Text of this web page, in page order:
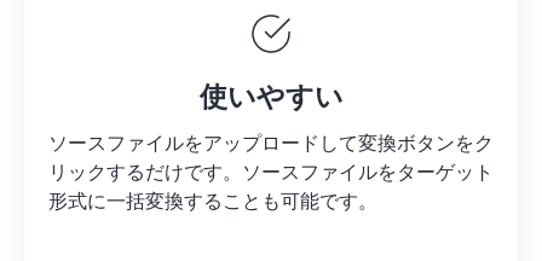
使いやすい
ソースファイルをアップロードして変換ボタンをク
リックするだけです。 ソースファイルをターゲット
形式に一括変換することも可能です。